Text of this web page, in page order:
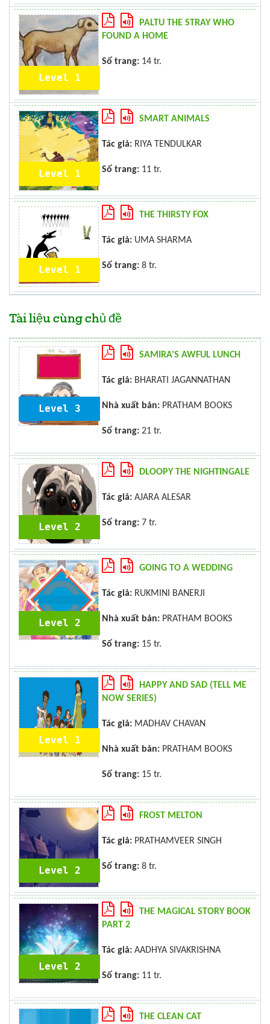
Level 1
PALTU THE STRAY WHO
FOUND A HOME
Số trang: 14 tr.
Level 1
SMART ANIMALS
Tác giả: RIYA TENDULKAR
Số trang: 11 tr.
Level 1
THE THIRSTY FOX
Tác giả: UMA SHARMA
Số trang: 8 tr.
Tài liệu cùng chủ đề
Level 3
SAMIRA'S AWFUL LUNCH
Tác giả: BHARATI JAGANNATHAN
Nhà xuất bản: PRATHAM BOOKS
Số trang: 21 tr.
Level 2
DLOOPY THE NIGHTINGALE
Tác giả: AJARA ALESAR
Số trang: 7 tr.
Level 2
GOING TO A WEDDING
Tác giả: RUKMINI BANERJI
Nhà xuất bản: PRATHAM BOOKS
Số trang: 15 tr.
Level 1
HAPPY AND SAD (TELL ME
NOW SERIES)
Tác giả: MADHAV CHAVAN
Nhà xuất bản: PRATHAM BOOKS
Số trang: 15 tr.
Level 2
FROST MELTON
Tác giả: PRATHAMVEER SINGH
Số trang: 8 tr.
Level 2
THE MAGICAL STORY BOOK
PART 2
Tác giả: AADHYA SIVAKRISHNA
Số trang: 11 tr.
THE CLEAN CAT